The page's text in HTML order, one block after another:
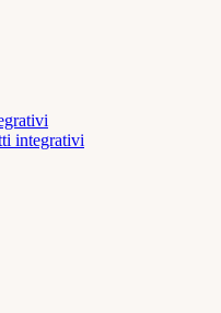
integrativi